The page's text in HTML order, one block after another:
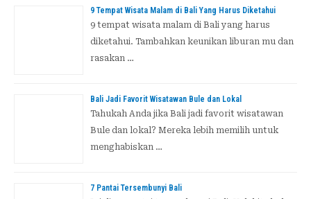
9 Tempat Wisata Malam di Bali Yang Harus Diketahui
9 tempat wisata malam di Bali yang harus
diketahui. Tambahkan keunikan liburan mu dan
rasakan …
Bali Jadi Favorit Wisatawan Bule dan Lokal
Tahukah Anda jika Bali jadi favorit wisatawan
Bule dan lokal? Mereka lebih memilih untuk
menghabiskan …
7 Pantai Tersembunyi Bali